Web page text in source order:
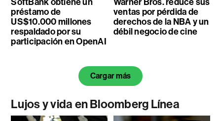
préstamo de
US$10.000 millones
respaldado por su
participación en OpenAI
ventas por pérdida de
derechos de la NBA y un
débil negocio de cine
Cargar más
Lujos y vida en Bloomberg Línea